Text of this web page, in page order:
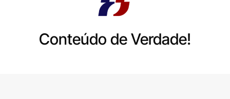
Conteúdo de Verdade!